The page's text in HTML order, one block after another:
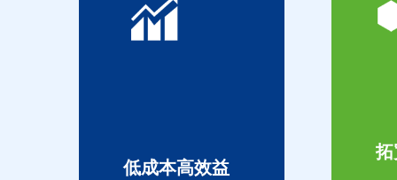
低成本高效益
拓